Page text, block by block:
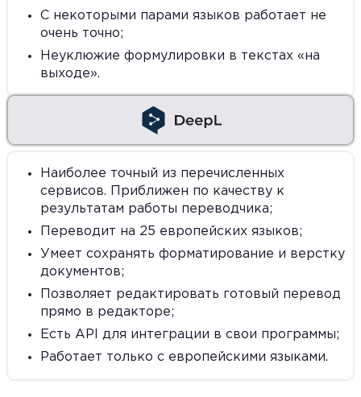
С некоторыми парами языков работает не
очень точно;
Неуклюжие формулировки в текстах «на
выходе».
Наиболее точный из перечисленных
сервисов. Приближен по качеству к
результатам работы переводчика;
Переводит на 25 европейских языков;
Умеет сохранять форматирование и верстку
документов;
Позволяет редактировать готовый перевод
прямо в редакторе;
Есть API для интеграции в свои программы;
Работает только с европейскими языками.